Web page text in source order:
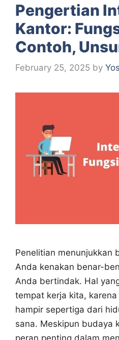
Pengertian
Kantor:
Contoh,
February 25, 2025 by
Penelitian menunjukkan
Anda kenakan benar-
Anda bertindak. Hal
tempat kerja kita,
hampir sepertiga dari
sana. Meskipun budaya
peran penting dalam